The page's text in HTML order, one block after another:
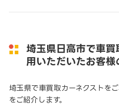
埼玉県日高市で車買
用いただいたお客様
埼玉県で車買取カーネクストを
をご紹介します。